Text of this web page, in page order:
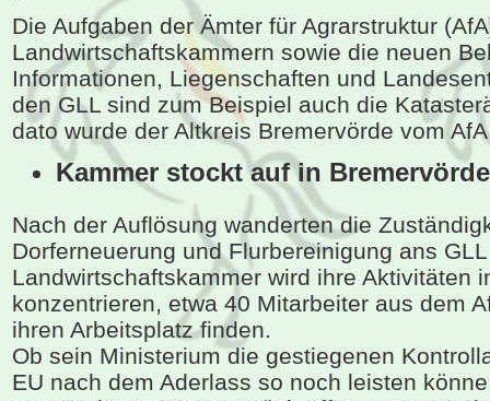
Die Aufgaben der Ämter für Agrarstruktur
Landwirtschaftskammern sowie die neuen
Informationen, Liegenschaften und
den GLL sind zum Beispiel auch die
dato wurde der Altkreis Bremervörde vom
Kammer stockt auf in
Nach der Auflösung wanderten die
Dorferneuerung und Flurbereinigung ans
Landwirtschaftskammer wird ihre Aktivitäten
konzentrieren, etwa 40 Mitarbeiter aus dem
ihren Arbeitsplatz finden.
Ob sein Ministerium die gestiegenen
EU nach dem Aderlass so noch leisten